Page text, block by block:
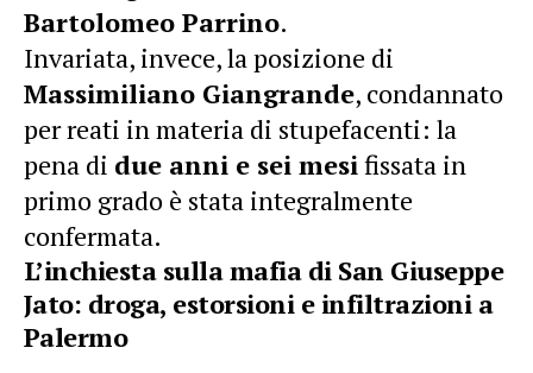
Bartolomeo Parrino.
Invariata, invece, la posizione di
Massimiliano Giangrande, condannato
per reati in materia di stupefacenti: la
pena di due anni e sei mesifissata in
primo grado è stata integralmente
confermata.
L’inchiesta sulla mafia di San Giuseppe
Jato: droga, estorsioni e infiltrazioni a
Palermo